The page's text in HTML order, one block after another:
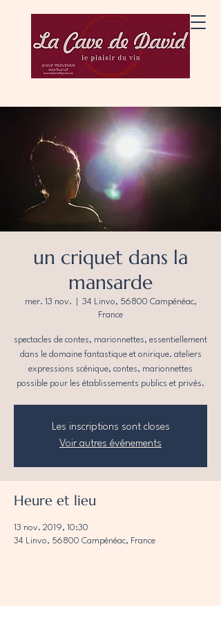
un criquet dans la
mansarde
mer. 13 nov.
34 Linvo, 56800 Campénéac,
France
spectacles de contes, marionnettes, essentiellement
dans le domaine fantastique et onirique. ateliers
expressions scénique, contes, marionnettes
possible pour les établissements publics et privés.
Les inscriptions sont closes
Voir autres événements
Heure et lieu
13 nov. 2019, 10:30
34 Linvo, 56800 Campénéac, France